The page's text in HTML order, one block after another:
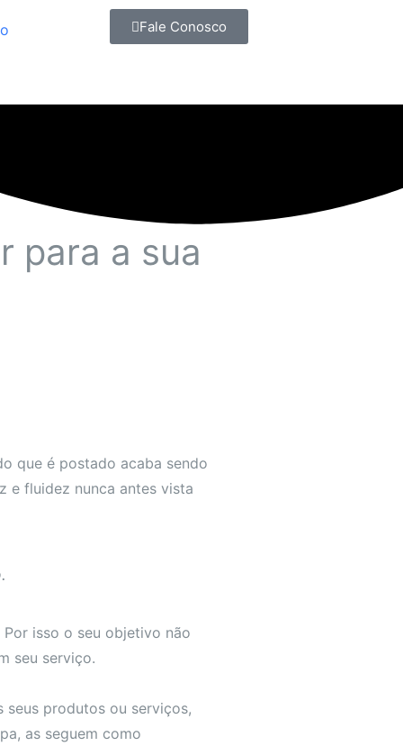
Fale Conosco
para a sua
que é postado acaba sendo
e fluidez nunca antes vista
isso o seu objetivo não
seu serviço.
seus produtos ou serviços,
as seguem como